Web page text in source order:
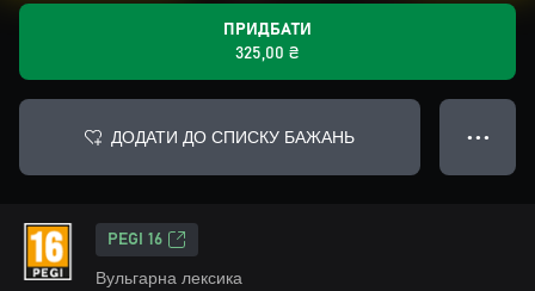
ПРИДБАТИ
325,00 ₴
ДОДАТИ ДО СПИСКУ БАЖАНЬ ● ● ●
PEGI 16
Вульгарна лексика